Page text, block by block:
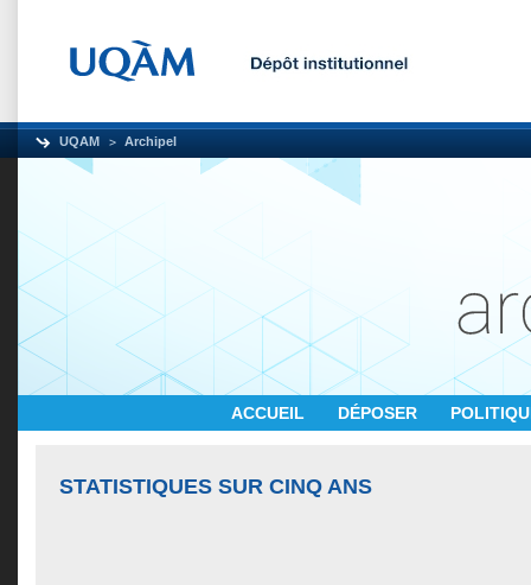
UQAM Archipel
ACCUEIL DÉPOSER
STATISTIQUES SUR CINQ ANS